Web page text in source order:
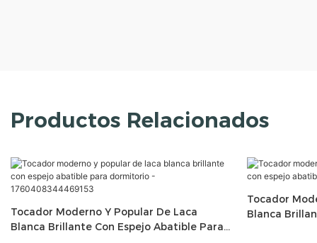
Productos Relacionados
Tocador Moderno Y Popular De Laca
Blanca Brillante Con Espejo Abatible Para
Tocador
Blanca